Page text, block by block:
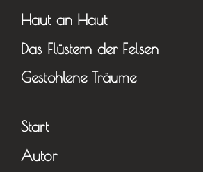
Haut an Haut
Das Flüstern der Felsen
Gestohlene Träume
Start
Autor